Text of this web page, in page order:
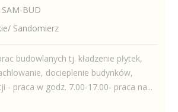
BUD
Sandomierz
budowlanych tj. kładzenie płytek,
docieplenie budynków,
- praca w godz. 7.00-17.00- praca na...